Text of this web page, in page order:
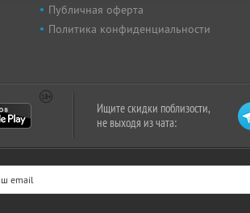
Публичная оферта
Политика конфиденциальности
Ищите скидки поблизости,
не выходя из чата: